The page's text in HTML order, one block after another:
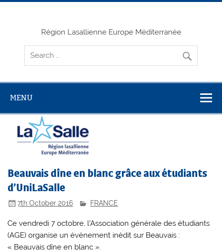
Skip
Région Lasallienne Europe Méditerranée
MENU
Beauvais dîne en blanc grâce aux étudiants
d’UniLaSalle
7th October 2016 FRANCE
Ce vendredi 7 octobre, l’Association générale des étudiants
(AGE) organise un événement inédit sur Beauvais :
« Beauvais dîne en blanc ».